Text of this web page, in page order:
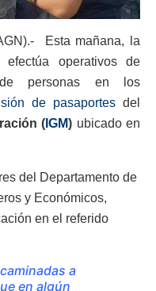
Esta mañana, la
efectúa operativos de
personas en los
de pasaportesdel
( IGM) ubicado en
del Departamento de
y Económicos,
en el referido
a
en algún